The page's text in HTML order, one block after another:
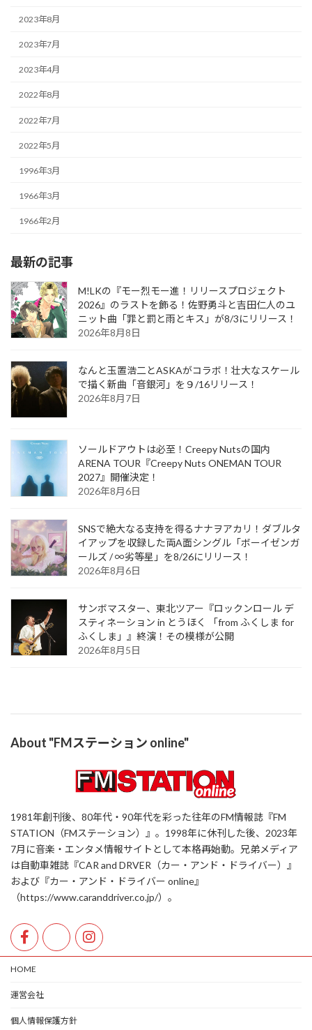
2023年8月
2023年7月
2023年4月
2022年8月
2022年7月
2022年5月
1996年3月
1966年3月
1966年2月
最新の記事
M!LKの『モー烈モー進！リリースプロジェクト
2026』のラストを飾る！佐野勇斗と吉田仁人のユ
ニット曲「罪と罰と雨とキス」が8/3にリリース！
2026年8月8日
なんと玉置浩二とASKAがコラボ！壮大なスケール
で描く新曲「音銀河」を９/16リリース！
2026年8月7日
ソールドアウトは必至！Creepy Nutsの国内
ARENA TOUR『Creepy Nuts ONEMAN TOUR
2027』開催決定！
2026年8月6日
SNSで絶大なる支持を得るナナヲアカリ！ダブルタ
イアップを収録した両A面シングル「ボーイゼンガ
ールズ / ∞劣等星」を8/26にリリース！
2026年8月6日
サンボマスター、東北ツアー『ロックンロール デ
スティネーション in とうほく 「from ふくしま for
ふくしま」』終演！その模様が公開
2026年8月5日
About "FMステーション online"
1981年創刊後、80年代・90年代を彩った往年のFM情報誌『FM
STATION（FMステーション）』。1998年に休刊した後、2023年
7月に音楽・エンタメ情報サイトとして本格再始動。兄弟メディア
は自動車雑誌『CAR and DRVER（カー・アンド・ドライバー）』
および『カー・アンド・ドライバー online』
（https://www.caranddriver.co.jp/）。
HOME
運営会社
個人情報保護方針